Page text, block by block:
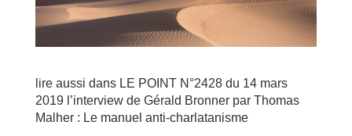
lire aussi dans LE POINT N°2428 du 14 mars
2019 l’interview de Gérald Bronner par Thomas
Malher : Le manuel anti-charlatanisme